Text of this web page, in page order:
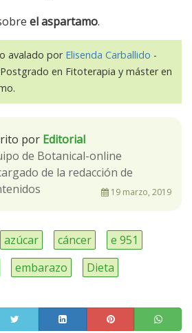
el aspartamo.
avalado por Elisenda Carballido -
en Fitoterapia y máster en
por Editorial
de Botanical-online
de la redacción de
19 marzo, 2019
azúcar cáncer
e 951
embarazo Dieta